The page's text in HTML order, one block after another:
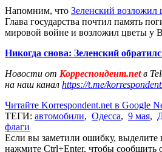
Напомним, что Зеленский
Глава государства почтил память
мировой войне и возложил цветы у
Никогда снова: Зеленский
Новости от Корреспондент.netв
на наш канал https://t.me/
Читайте Korrespondent.net в Google
ТЕГИ: автомобили, Одесса, 9 мая,
флаги
Если вы заметили ошибку, выделите
нажмите Ctrl+Enter, чтобы сообщить